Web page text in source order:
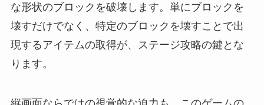
な形状のブロックを破壊します。単にブロックを
壊すだけでなく、特定のブロックを壊すことで出
現するアイテムの取得が、ステージ攻略の鍵とな
ります。